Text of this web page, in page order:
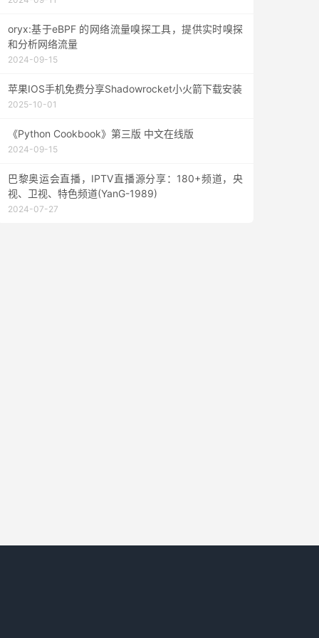
oryx:基于eBPF 的网络流量嗅探工具，提供实时嗅探
和分析网络流量
2024-09-15
苹果IOS手机免费分享Shadowrocket小火箭下载安装
2025-10-01
《Python Cookbook》第三版 中文在线版
2024-09-15
巴黎奥运会直播，IPTV直播源分享：180+频道，央
视、卫视、特色频道(YanG-1989)
2024-07-27